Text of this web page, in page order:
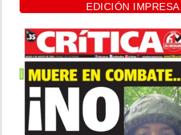
EDICIÓN IMPRESA